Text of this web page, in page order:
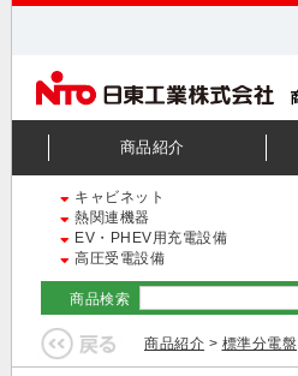
商品紹介
キャビネット
熱関連機器
EV・PHEV用充電設備
高圧受電設備
商品検索
商品紹介 > 標準分電盤